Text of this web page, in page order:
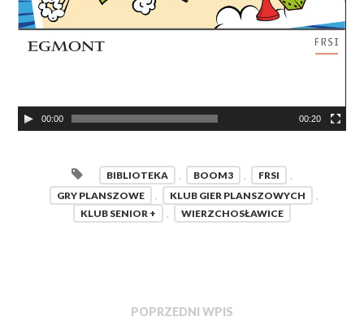
00:00 00:20
BIBLIOTEKA , BOOM3 , FRSI
,
GRY PLANSZOWE
, KLUB GIER PLANSZOWYCH
,
KLUB SENIOR +
, WIERZCHOSŁAWICE
POPRZEDNI WPIS